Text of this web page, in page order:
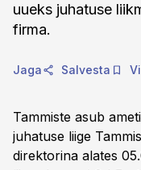
uueks juhatuse
firma.
Jaga Salvesta
Tammiste asub
juhatuse liige
direktorina alates